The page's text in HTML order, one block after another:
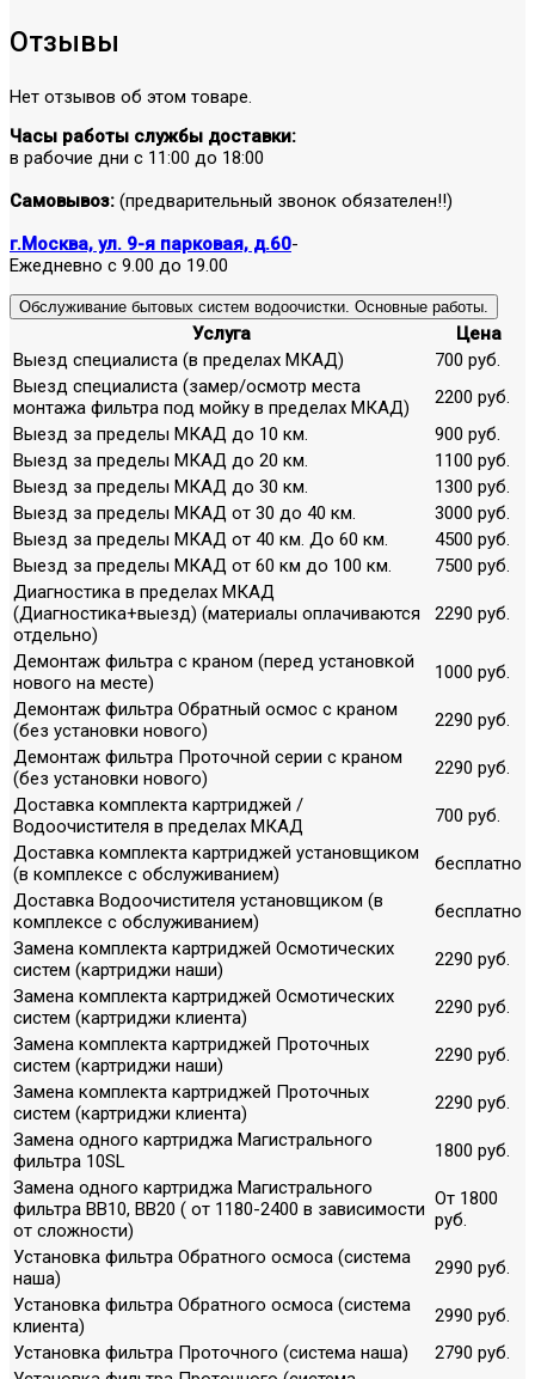
Отзывы
Нет отзывов об этом товаре.
Часы работы службы доставки:
в рабочие дни с 11:00 до 18:00
Самовывоз: (предварительный звонок обязателен!!)
г.Москва, ул. 9-я парковая, д.60-
Ежедневно с 9.00 до 19.00
Обслуживание бытовых систем водоочистки. Основные работы.
Услуга
Цена
Выезд специалиста (в пределах МКАД)
700 руб.
Выезд специалиста (замер/осмотр места
монтажа фильтра под мойку в пределах МКАД)
2200 руб.
Выезд за пределы МКАД до 10 км.
900 руб.
Выезд за пределы МКАД до 20 км.
1100 руб.
Выезд за пределы МКАД до 30 км.
1300 руб.
Выезд за пределы МКАД от 30 до 40 км.
3000 руб.
Выезд за пределы МКАД от 40 км. До 60 км.
4500 руб.
Выезд за пределы МКАД от 60 км до 100 км.
7500 руб.
Диагностика в пределах МКАД
(Диагностика+выезд) (материалы оплачиваются
отдельно)
2290 руб.
Демонтаж фильтра с краном (перед установкой
нового на месте)
1000 руб.
Демонтаж фильтра Обратный осмос с краном
(без установки нового)
2290 руб.
Демонтаж фильтра Проточной серии с краном
(без установки нового)
2290 руб.
Доставка комплекта картриджей /
Водоочистителя в пределах МКАД
700 руб.
Доставка комплекта картриджей установщиком
(в комплексе с обслуживанием)
бесплатно
Доставка Водоочистителя установщиком (в
комплексе с обслуживанием)
бесплатно
Замена комплекта картриджей Осмотических
систем (картриджи наши)
2290 руб.
Замена комплекта картриджей Осмотических
систем (картриджи клиента)
2290 руб.
Замена комплекта картриджей Проточных
систем (картриджи наши)
2290 руб.
Замена комплекта картриджей Проточных
систем (картриджи клиента)
2290 руб.
Замена одного картриджа Магистрального
фильтра 10SL
1800 руб.
Замена одного картриджа Магистрального
фильтра ВВ10, ВВ20 ( от 1180-2400 в зависимости
от сложности)
От 1800
руб.
Установка фильтра Обратного осмоса (система
наша)
2990 руб.
Установка фильтра Обратного осмоса (система
клиента)
2990 руб.
Установка фильтра Проточного (система наша)
2790 руб.